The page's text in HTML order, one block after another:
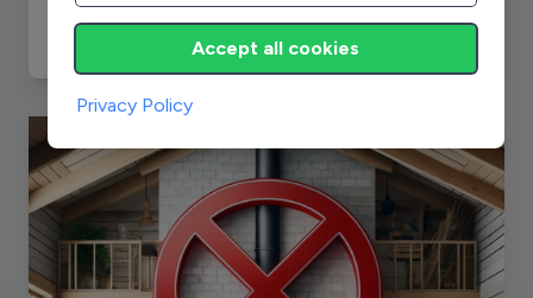
polluants aériens nocifs et les odeurs.
Accept all cookies
Privacy Policy